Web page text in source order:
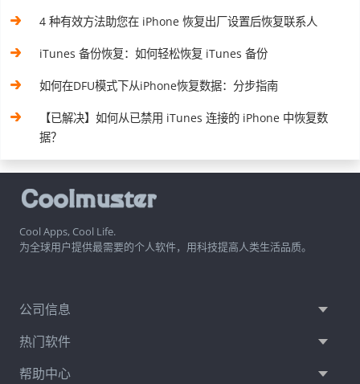
4 种有效方法助您在 iPhone 恢复出厂设置后恢复联系人
iTunes 备份恢复：如何轻松恢复 iTunes 备份
如何在DFU模式下从iPhone恢复数据：分步指南
【已解决】如何从已禁用 iTunes 连接的 iPhone 中恢复数
据？
Cool Apps, Cool Life.
为全球用户提供最需要的个人软件，用科技提高人类生活品质。
公司信息
热门软件
帮助中心